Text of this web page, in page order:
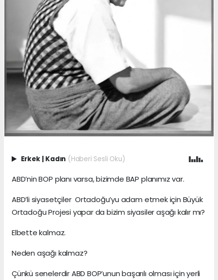
Erkek | Kadın (Haberi Sesli Oku)
ABD’nin BOP planı varsa, bizimde BAP planımız var.
ABD’li siyasetçiler Ortadoğu’yu adam etmek için Büyük
Ortadoğu Projesi yapar da bizim siyasiler aşağı kalır mı?
Elbette kalmaz.
Neden aşağı kalmaz?
Çünkü senelerdir ABD BOP’unun başarılı olması için yerli